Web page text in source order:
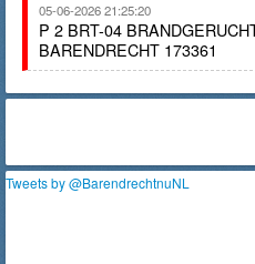
05-06-2026 21:25:20
P 2 BRT-04
BARENDRECHT 173361
Tweets by @BarendrechtnuNL